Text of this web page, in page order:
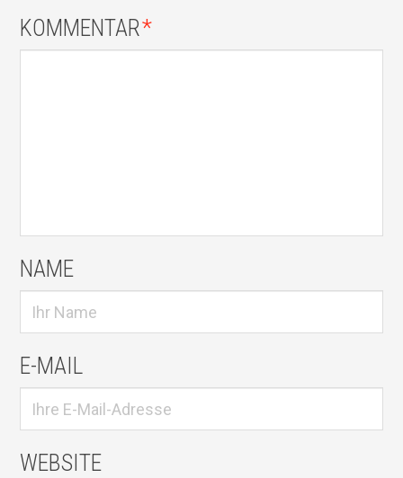
KOMMENTAR*
NAME
E-MAIL
WEBSITE